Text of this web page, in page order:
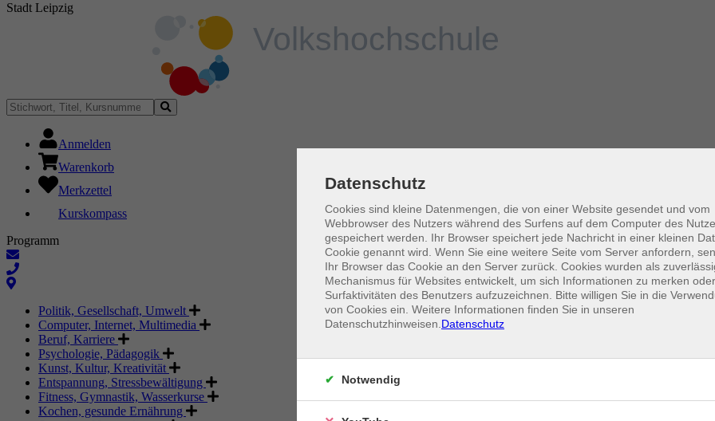
Stadt Leipzig
Anmelden
Warenkorb
Merkzettel
Kurskompass
Programm
Politik, Gesellschaft, Umwelt
Computer, Internet, Multimedia
Beruf, Karriere
Psychologie, Pädagogik
Kunst, Kultur, Kreativität
Entspannung, Stressbewältigung
Fitness, Gymnastik, Wasserkurse
Kochen, gesunde Ernährung
Datenschutz
Cookies sind kleine Datenmengen, die von einer Website gesendet und vom
Webbrowser des Nutzers während des Surfens auf dem Computer des
gespeichert werden. Ihr Browser speichert jede Nachricht in einer kleinen
Cookie genannt wird. Wenn Sie eine weitere Seite vom Server anfordern,
Ihr Browser das Cookie an den Server zurück. Cookies wurden als
Mechanismus für Websites entwickelt, um sich Informationen zu merken
Surfaktivitäten des Benutzers aufzuzeichnen. Bitte willigen Sie in die
von Cookies ein. Weitere Informationen finden Sie in unseren
Datenschutzhinweisen. Datenschutz
Notwendig